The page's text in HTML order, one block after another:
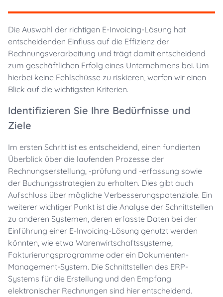
Die Auswahl der richtigen E-Invoicing-Lösung hat
entscheidenden Einfluss auf die Effizienz der
Rechnungsverarbeitung und trägt damit entscheidend
zum geschäftlichen Erfolg eines Unternehmens bei. Um
hierbei keine Fehlschüsse zu riskieren, werfen wir einen
Blick auf die wichtigsten Kriterien.
Identifizieren Sie Ihre Bedürfnisse und
Ziele
Im ersten Schritt ist es entscheidend, einen fundierten
Überblick über die laufenden Prozesse der
Rechnungserstellung, -prüfung und -erfassung sowie
der Buchungsstrategien zu erhalten. Dies gibt auch
Aufschluss über mögliche Verbesserungspotenziale. Ein
weiterer wichtiger Punkt ist die Analyse der Schnittstellen
zu anderen Systemen, deren erfasste Daten bei der
Einführung einer E-Invoicing-Lösung genutzt werden
könnten, wie etwa Warenwirtschaftssysteme,
Fakturierungsprogramme oder ein Dokumenten-
Management-System. Die Schnittstellen des ERP-
Systems für die Erstellung und den Empfang
elektronischer Rechnungen sind hier entscheidend.